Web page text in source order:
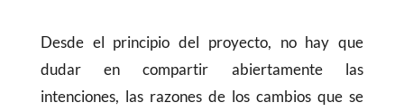
Desde el principio del proyecto, no hay que
dudar en compartir abiertamente las
intenciones, las razones de los cambios que se